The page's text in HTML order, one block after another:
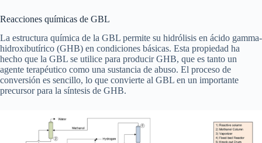
Reacciones químicas de GBL
La estructura química de la GBL permite su hidrólisis en ácido gamma-
hidroxibutírico (GHB) en condiciones básicas. Esta propiedad ha
hecho que la GBL se utilice para producir GHB, que es tanto un
agente terapéutico como una sustancia de abuso. El proceso de
conversión es sencillo, lo que convierte al GBL en un importante
precursor para la síntesis de GHB.